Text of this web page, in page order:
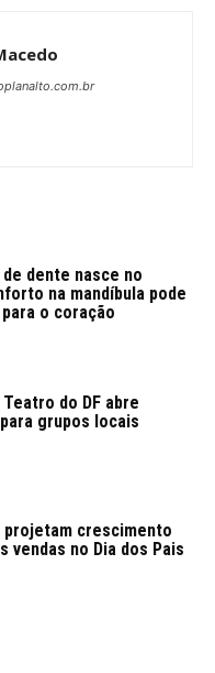
dente nasce no
na mandíbula pode
o coração
do DF abre
grupos locais
projetam crescimento
vendas no Dia dos Pais